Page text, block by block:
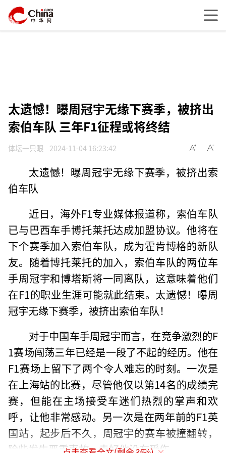
太遗憾！曝周冠宇无缘下赛季，被挤出
索伯车队 三年F1征程或将终结
体坛一只眼 2024-11-04 16:23:42
太遗憾！曝周冠宇无缘下赛季，被挤出索
伯车队
近日，海外F1专业媒体报道称，索伯车队
已与巴西车手博托莱托达成加盟协议。他将在
下个赛季加入索伯车队，成为霍肯博格的新队
友。随着博托莱托的加入，索伯车队的两位车
手周冠宇和博塔斯将一同离队，这意味着他们
在F1的职业生涯可能就此结束。太遗憾！曝周
冠宇无缘下赛季，被挤出索伯车队！
对于中国车手周冠宇而言，在竞争激烈的F
1赛场闯荡三年已经是一段了不起的经历。他在
F1赛场上留下了两个令人难忘的时刻。一次是
在上海站的比赛，尽管他仅以第14名的成绩完
赛，但能在主场接受车迷们热烈的掌声和欢
呼，让他非常感动。另一次是在两年前的F1英
国站，起步后不久，周冠宇的赛车被撞翻转，
险些发生严重事故，幸好他没有受伤。